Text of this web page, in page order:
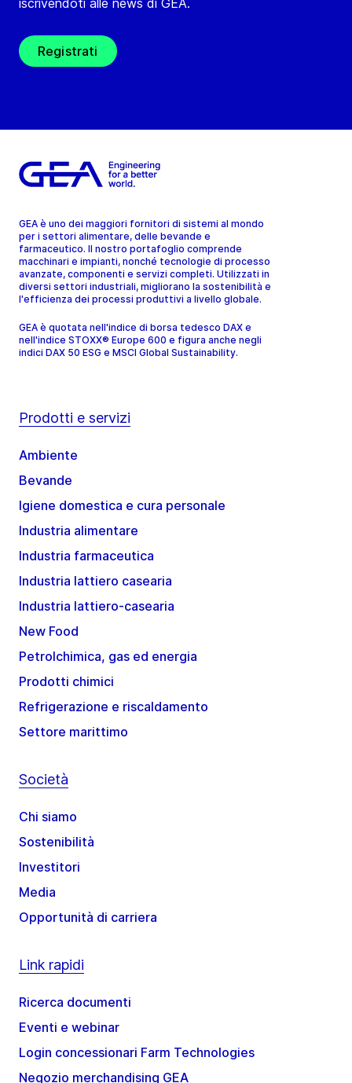
iscrivendoti alle news di GEA.
Registrati
GEA è uno dei maggiori fornitori di sistemi al mondo
per i settori alimentare, delle bevande e
farmaceutico. Il nostro portafoglio comprende
macchinari e impianti, nonché tecnologie di processo
avanzate, componenti e servizi completi. Utilizzati in
diversi settori industriali, migliorano la sostenibilità e
l'efficienza dei processi produttivi a livello globale.
GEA è quotata nell'indice di borsa tedesco DAX e
nell'indice STOXX® Europe 600 e figura anche negli
indici DAX 50 ESG e MSCI Global Sustainability.
Prodotti e servizi
Ambiente
Bevande
Igiene domestica e cura personale
Industria alimentare
Industria farmaceutica
Industria lattiero casearia
Industria lattiero-casearia
New Food
Petrolchimica, gas ed energia
Prodotti chimici
Refrigerazione e riscaldamento
Settore marittimo
Società
Chi siamo
Sostenibilità
Investitori
Media
Opportunità di carriera
Link rapidi
Ricerca documenti
Eventi e webinar
Login concessionari Farm Technologies
Negozio merchandising GEA